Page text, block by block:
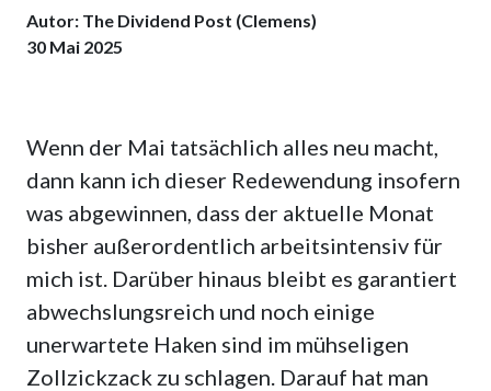
Autor: The Dividend Post (Clemens)
30 Mai 2025
Wenn der Mai tatsächlich alles neu macht,
dann kann ich dieser Redewendung insofern
was abgewinnen, dass der aktuelle Monat
bisher außerordentlich arbeitsintensiv für
mich ist. Darüber hinaus bleibt es garantiert
abwechslungsreich und noch einige
unerwartete Haken sind im mühseligen
Zollzickzack zu schlagen. Darauf hat man